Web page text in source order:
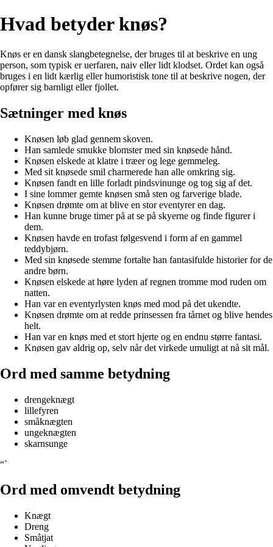
Hvad betyder knøs?
Knøs er en dansk slangbetegnelse, der bruges til at beskrive en ung
person, som typisk er uerfaren, naiv eller lidt klodset. Ordet kan også
bruges i en lidt kærlig eller humoristisk tone til at beskrive nogen, der
opfører sig barnligt eller fjollet.
Sætninger med knøs
Knøsen løb glad gennem skoven.
Han samlede smukke blomster med sin knøsede hånd.
Knøsen elskede at klatre i træer og lege gemmeleg.
Med sit knøsede smil charmerede han alle omkring sig.
Knøsen fandt en lille forladt pindsvinunge og tog sig af det.
I sine lommer gemte knøsen små sten og farverige blade.
Knøsen drømte om at blive en stor eventyrer en dag.
Han kunne bruge timer på at se på skyerne og finde figurer i
dem.
Knøsen havde en trofast følgesvend i form af en gammel
teddybjørn.
Med sin knøsede stemme fortalte han fantasifulde historier for de
andre børn.
Knøsen elskede at høre lyden af regnen tromme mod ruden om
natten.
Han var en eventyrlysten knøs med mod på det ukendte.
Knøsen drømte om at redde prinsessen fra tårnet og blive hendes
helt.
Han var en knøs med et stort hjerte og en endnu større fantasi.
Knøsen gav aldrig op, selv når det virkede umuligt at nå sit mål.
Ord med samme betydning
drengeknægt
lillefyren
småknægten
ungeknægten
skarnsunge
“`
Ord med omvendt betydning
Knægt
Dreng
Småtjat